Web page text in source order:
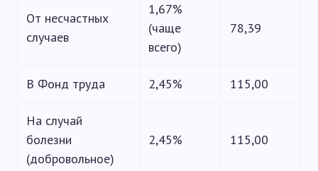
От несчастных
случаев
1,67%
(чаще
всего)
78,39
В Фонд труда 2,45% 115,00
На случай
болезни
(добровольное)
2,45% 115,00